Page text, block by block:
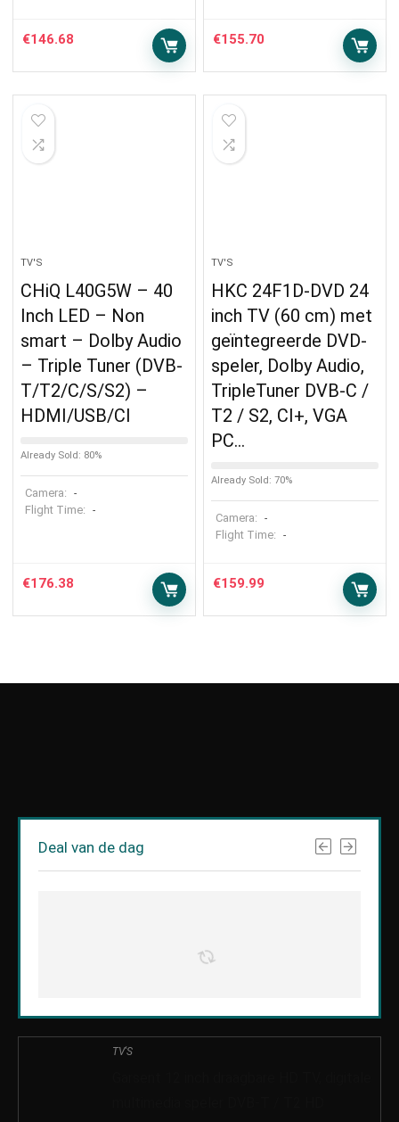
€146.68 €155.70
TV'S
CHiQ L40G5W – 40
Inch LED – Non
smart – Dolby Audio
– Triple Tuner (DVB-
T/T2/C/S/S2) –
HDMI/USB/CI
Already Sold: 80%
Camera: -
Flight Time: -
€176.38
TV'S
HKC 24F1D-DVD 24
inch TV (60 cm) met
geïntegreerde DVD-
speler, Dolby Audio,
TripleTuner DVB-C /
T2 / S2, CI+, VGA
PC…
Already Sold: 70%
Camera: -
Flight Time: -
€159.99
Deal van de dag
TV'S